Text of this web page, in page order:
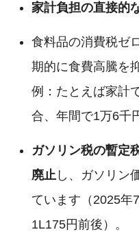
家計負担の直接的
食料品の消費税ゼ
期的に食費高騰を
例：たとえば家計
合、年間で1万6千
ガソリン税の暫定
廃止 し、ガソリン
ています（2025年
1L175円前後）。